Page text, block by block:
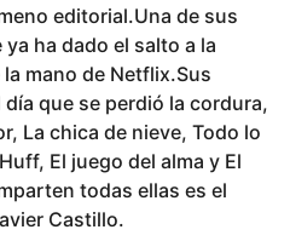
editorial.Una de sus
ha dado el salto a la
mano de Netflix.Sus
que se perdió la cordura,
La chica de nieve, Todo lo
El juego del alma y El
todas ellas es el
Castillo.